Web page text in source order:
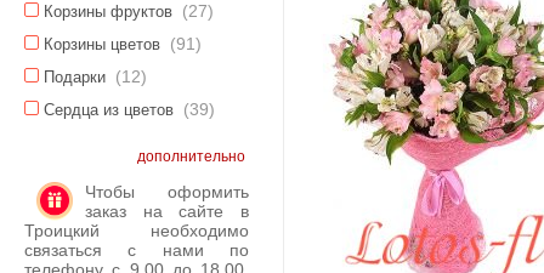
Корзины фруктов (27)
Корзины цветов (91)
Подарки (12)
Сердца из цветов (39)
дополнительно
Чтобы оформить
заказ на сайте в
Троицкий необходимо
связаться с нами по